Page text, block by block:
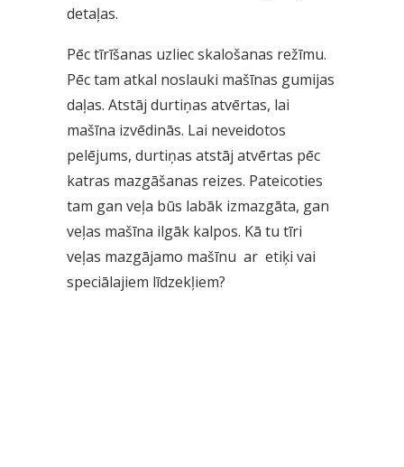
detaļas.
Pēc tīrīšanas uzliec skalošanas režīmu.
Pēc tam atkal noslauki mašīnas gumijas
daļas. Atstāj durtiņas atvērtas, lai
mašīna izvēdinās. Lai neveidotos
pelējums, durtiņas atstāj atvērtas pēc
katras mazgāšanas reizes. Pateicoties
tam gan veļa būs labāk izmazgāta, gan
veļas mašīna ilgāk kalpos. Kā tu tīri
veļas mazgājamo mašīnu ar etiķi vai
speciālajiem līdzekļiem?